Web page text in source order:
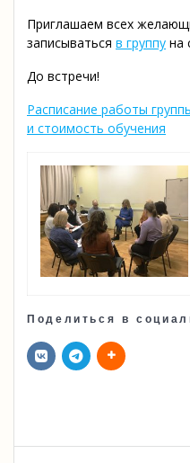
Приглашаем всех
записываться в группу на
До встречи!
Расписание работы
и стоимость обучения
Поделиться в